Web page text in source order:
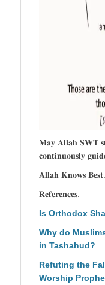
𝐌𝐚𝐲 𝐀𝐥𝐥𝐚𝐡 𝐒𝐖𝐓
𝐜𝐨𝐧𝐭𝐢𝐧𝐮𝐨𝐮𝐬𝐥𝐲
𝐀𝐥𝐥𝐚𝐡 𝐊𝐧𝐨𝐰𝐬 𝐁𝐞𝐬𝐭.
𝐑𝐞𝐟𝐞𝐫𝐞𝐧𝐜𝐞𝐬:
Is Orthodox
Why do
in Tashahud?
Refuting the
Worship